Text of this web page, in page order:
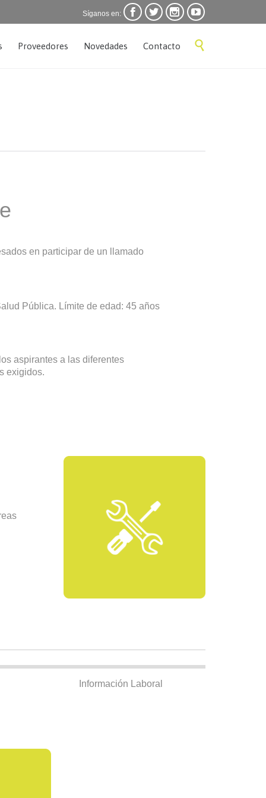
Síganos en:    
Skip
Proveedores Novedades Contacto 
en participar de un llamado
Pública. Límite de edad: 45 años
aspirantes a las diferentes
exigidos.
Información Laboral